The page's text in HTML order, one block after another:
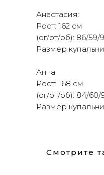
Анастасия:
Рост: 162 см
(ог/от/об): 86/59/
Размер
Анна:
Рост: 168 см
(ог/от/об): 84/60/
Размер
Смотрите